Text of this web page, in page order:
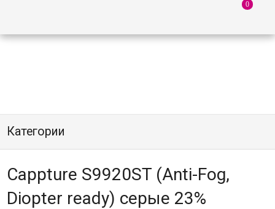
Категории
Cappture S9920ST (Anti-Fog,
Diopter ready) серые 23%